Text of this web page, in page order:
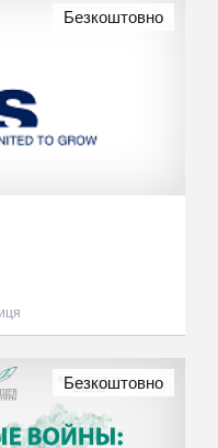
Безкоштовно
Безкоштовно